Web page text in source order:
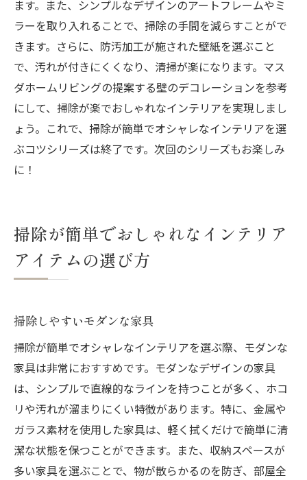
ます。また、シンプルなデザインのアートフレームやミ
ラーを取り入れることで、掃除の手間を減らすことがで
きます。さらに、防汚加工が施された壁紙を選ぶこと
で、汚れが付きにくくなり、清掃が楽になります。マス
ダホームリビングの提案する壁のデコレーションを参考
にして、掃除が楽でおしゃれなインテリアを実現しまし
ょう。これで、掃除が簡単でオシャレなインテリアを選
ぶコツシリーズは終了です。次回のシリーズもお楽しみ
に！
掃除が簡単でおしゃれなインテリア
アイテムの選び方
掃除しやすいモダンな家具
掃除が簡単でオシャレなインテリアを選ぶ際、モダンな
家具は非常におすすめです。モダンなデザインの家具
は、シンプルで直線的なラインを持つことが多く、ホコ
リや汚れが溜まりにくい特徴があります。特に、金属や
ガラス素材を使用した家具は、軽く拭くだけで簡単に清
潔な状態を保つことができます。また、収納スペースが
多い家具を選ぶことで、物が散らかるのを防ぎ、部屋全